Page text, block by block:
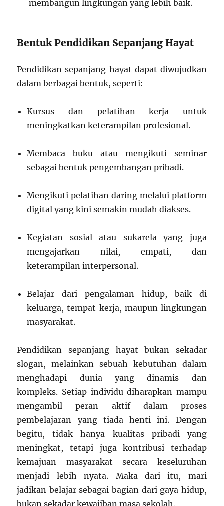
membangun lingkungan yang lebih baik.
Bentuk Pendidikan Sepanjang Hayat
Pendidikan sepanjang hayat dapat diwujudkan
dalam berbagai bentuk, seperti:
Kursus dan pelatihan kerja untuk
meningkatkan keterampilan profesional.
Membaca buku atau mengikuti seminar
sebagai bentuk pengembangan pribadi.
Mengikuti pelatihan daring melalui platform
digital yang kini semakin mudah diakses.
Kegiatan sosial atau sukarela yang juga
mengajarkan nilai, empati, dan
keterampilan interpersonal.
Belajar dari pengalaman hidup, baik di
keluarga, tempat kerja, maupun lingkungan
masyarakat.
Pendidikan sepanjang hayat bukan sekadar
slogan, melainkan sebuah kebutuhan dalam
menghadapi dunia yang dinamis dan
kompleks. Setiap individu diharapkan mampu
mengambil peran aktif dalam proses
pembelajaran yang tiada henti ini. Dengan
begitu, tidak hanya kualitas pribadi yang
meningkat, tetapi juga kontribusi terhadap
kemajuan masyarakat secara keseluruhan
menjadi lebih nyata. Maka dari itu, mari
jadikan belajar sebagai bagian dari gaya hidup,
bukan sekadar kewajiban masa sekolah.